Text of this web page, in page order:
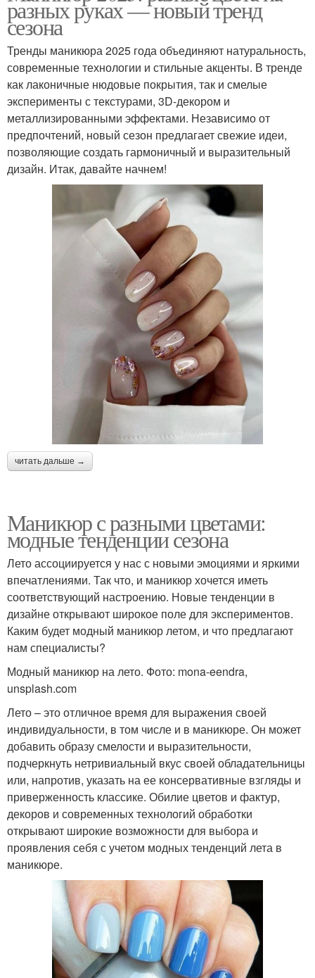
разных руках — новый тренд
сезона
Тренды маникюра 2025 года объединяют натуральность,
современные технологии и стильные акценты. В тренде
как лаконичные нюдовые покрытия, так и смелые
эксперименты с текстурами, 3D-декором и
металлизированными эффектами. Независимо от
предпочтений, новый сезон предлагает свежие идеи,
позволяющие создать гармоничный и выразительный
дизайн. Итак, давайте начнем!
читать дальше →
Маникюр с разными цветами:
модные тенденции сезона
Лето ассоциируется у нас с новыми эмоциями и яркими
впечатлениями. Так что, и маникюр хочется иметь
соответствующий настроению. Новые тенденции в
дизайне открывают широкое поле для экспериментов.
Каким будет модный маникюр летом, и что предлагают
нам специалисты?
Модный маникюр на лето. Фото: mona-eendra,
unsplash.com
Лето – это отличное время для выражения своей
индивидуальности, в том числе и в маникюре. Он может
добавить образу смелости и выразительности,
подчеркнуть нетривиальный вкус своей обладательницы
или, напротив, указать на ее консервативные взгляды и
приверженность классике. Обилие цветов и фактур,
декоров и современных технологий обработки
открывают широкие возможности для выбора и
проявления себя с учетом модных тенденций лета в
маникюре.